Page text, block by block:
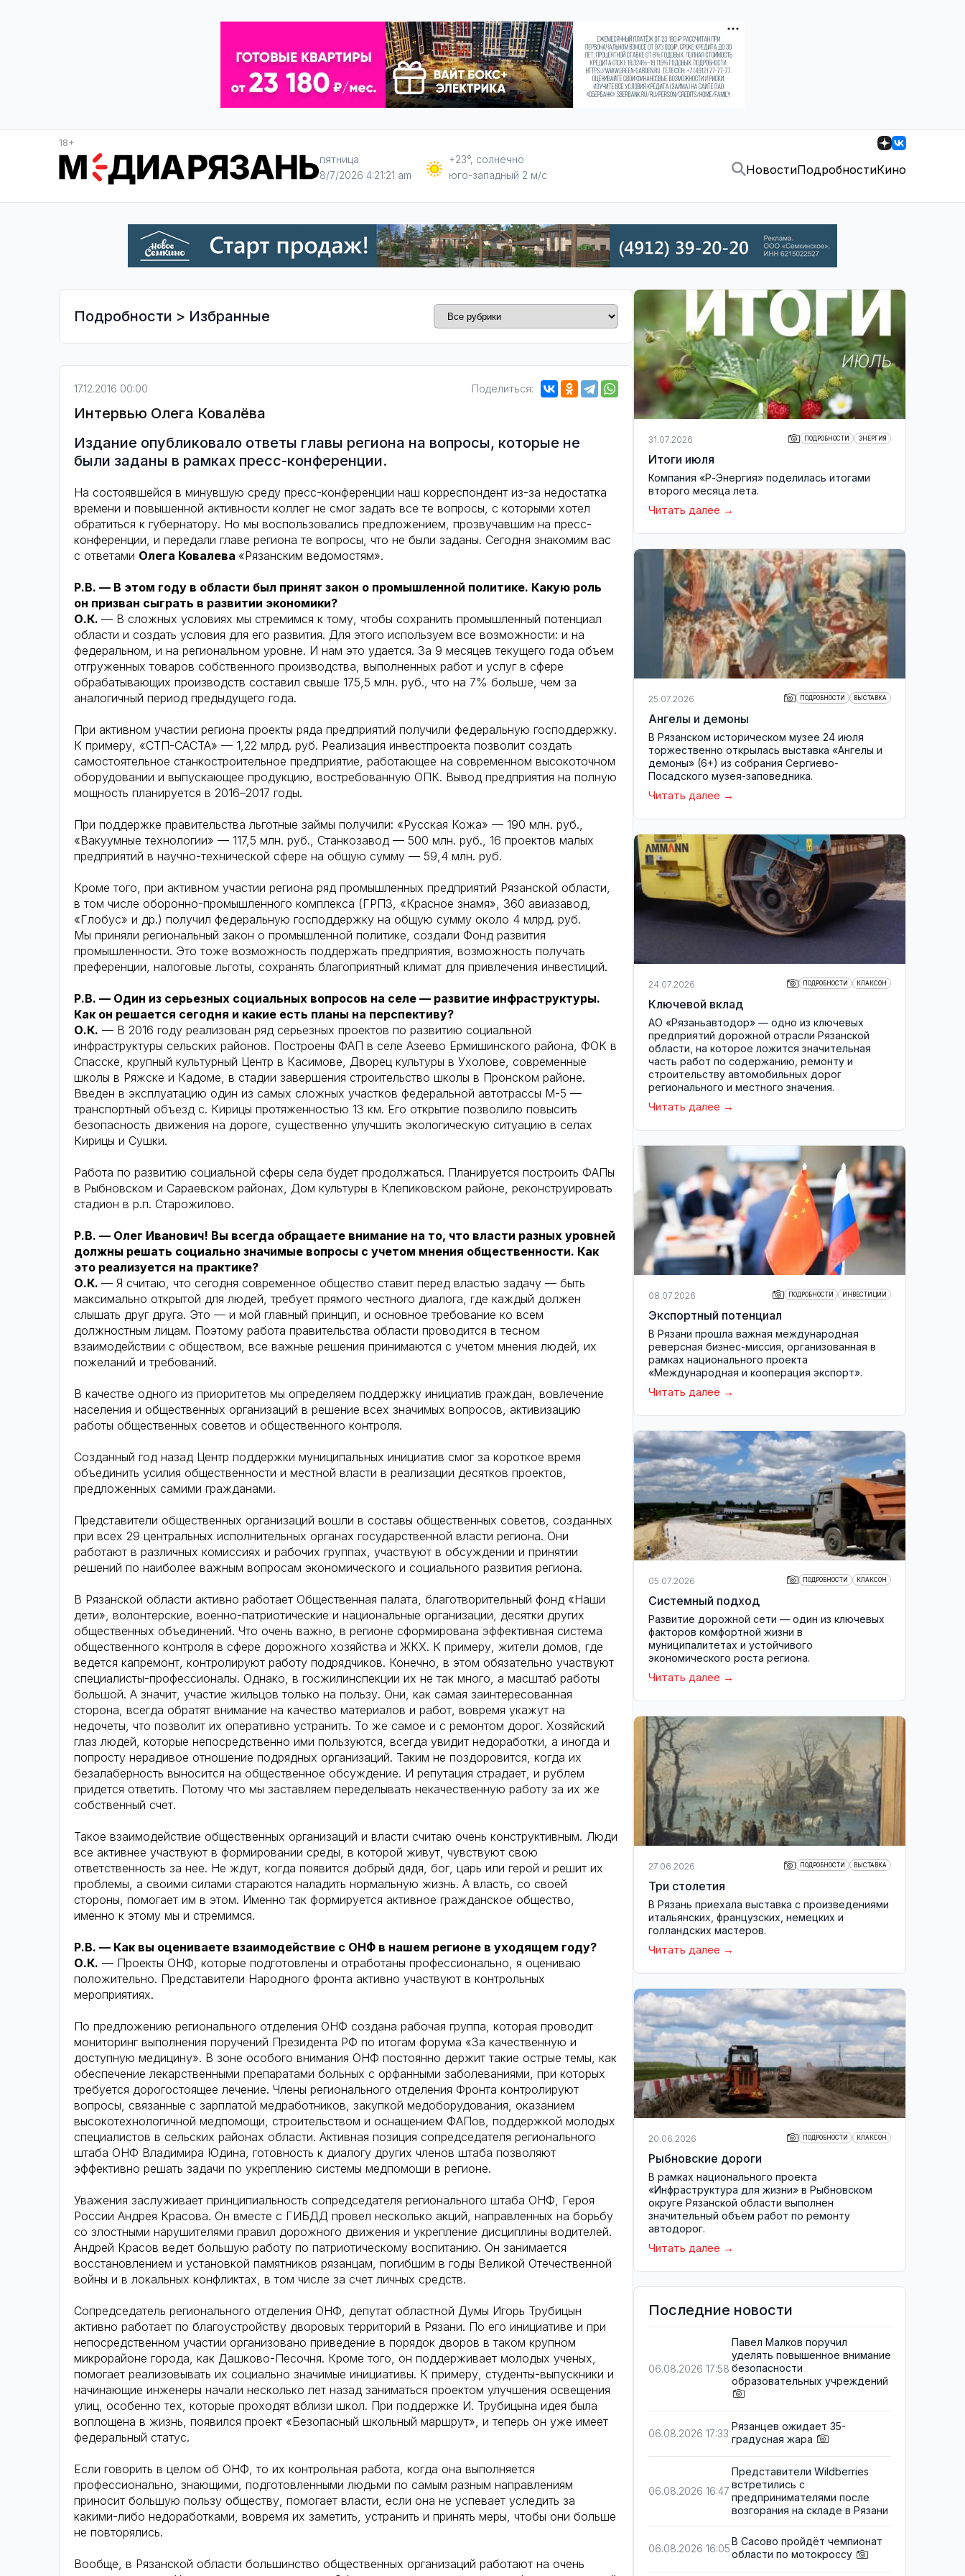
18+
пятница
8/7/2026 4:21:22 am
+23°, солнечно
юго-западный 2 м/с
НовостиПодробностиКино
Подробности > Избранные
17.12.2016 00:00 Поделиться:
Интервью Олега Ковалёва
Издание опубликовало ответы главы региона на вопросы, которые не
были заданы в рамках пресс-конференции.
На состоявшейся в минувшую среду пресс-конференции наш корреспондент из-за недостатка
времени и повышенной активности коллег не смог задать все те вопросы, с которыми хотел
обратиться к губернатору. Но мы воспользовались предложением, прозвучавшим на пресс-
конференции, и передали главе региона те вопросы, что не были заданы. Сегодня знакомим вас
с ответами Олега Ковалева «Рязанским ведомостям».
Р.В. — В этом году в области был принят закон о промышленной политике. Какую роль
он призван сыграть в развитии экономики?
О.К. — В сложных условиях мы стремимся к тому, чтобы сохранить промышленный потенциал
области и создать условия для его развития. Для этого используем все возможности: и на
федеральном, и на региональном уровне. И нам это удается. За 9 месяцев текущего года объем
отгруженных товаров собственного производства, выполненных работ и услуг в сфере
обрабатывающих производств составил свыше 175,5 млн. руб., что на 7% больше, чем за
аналогичный период предыдущего года.
При активном участии региона проекты ряда предприятий получили федеральную господдержку.
К примеру, «СТП-САСТА» — 1,22 млрд. руб. Реализация инвестпроекта позволит создать
самостоятельное станкостроительное предприятие, работающее на современном высокоточном
оборудовании и выпускающее продукцию, востребованную ОПК. Вывод предприятия на полную
мощность планируется в 2016–2017 годы.
При поддержке правительства льготные займы получили: «Русская Кожа» — 190 млн. руб.,
«Вакуумные технологии» — 117,5 млн. руб., Станкозавод — 500 млн. руб., 16 проектов малых
предприятий в научно-технической сфере на общую сумму — 59,4 млн. руб.
Кроме того, при активном участии региона ряд промышленных предприятий Рязанской области,
в том числе оборонно-промышленного комплекса (ГРПЗ, «Красное знамя», 360 авиазавод,
«Глобус» и др.) получил федеральную господдержку на общую сумму около 4 млрд. руб.
Мы приняли региональный закон о промышленной политике, создали Фонд развития
промышленности. Это тоже возможность поддержать предприятия, возможность получать
преференции, налоговые льготы, сохранять благоприятный климат для привлечения инвестиций.
Р.В. — Один из серьезных социальных вопросов на селе — развитие инфраструктуры.
Как он решается сегодня и какие есть планы на перспективу?
О.К. — В 2016 году реализован ряд серьезных проектов по развитию социальной
инфраструктуры сельских районов. Построены ФАП в селе Азеево Ермишинского района, ФОК в
Спасске, крупный культурный Центр в Касимове, Дворец культуры в Ухолове, современные
школы в Ряжске и Кадоме, в стадии завершения строительство школы в Пронском районе.
Введен в эксплуатацию один из самых сложных участков федеральной автотрассы М-5 —
транспортный объезд с. Кирицы протяженностью 13 км. Его открытие позволило повысить
безопасность движения на дороге, существенно улучшить экологическую ситуацию в селах
Кирицы и Сушки.
Работа по развитию социальной сферы села будет продолжаться. Планируется построить ФАПы
в Рыбновском и Сараевском районах, Дом культуры в Клепиковском районе, реконструировать
стадион в р.п. Старожилово.
Р.В. — Олег Иванович! Вы всегда обращаете внимание на то, что власти разных уровней
должны решать социально значимые вопросы с учетом мнения общественности. Как
это реализуется на практике?
О.К. — Я считаю, что сегодня современное общество ставит перед властью задачу — быть
максимально открытой для людей, требует прямого честного диалога, где каждый должен
слышать друг друга. Это — и мой главный принцип, и основное требование ко всем
должностным лицам. Поэтому работа правительства области проводится в тесном
взаимодействии с обществом, все важные решения принимаются с учетом мнения людей, их
пожеланий и требований.
В качестве одного из приоритетов мы определяем поддержку инициатив граждан, вовлечение
населения и общественных организаций в решение всех значимых вопросов, активизацию
работы общественных советов и общественного контроля.
Созданный год назад Центр поддержки муниципальных инициатив смог за короткое время
объединить усилия общественности и местной власти в реализации десятков проектов,
предложенных самими гражданами.
Представители общественных организаций вошли в составы общественных советов, созданных
при всех 29 центральных исполнительных органах государственной власти региона. Они
работают в различных комиссиях и рабочих группах, участвуют в обсуждении и принятии
решений по наиболее важным вопросам экономического и социального развития региона.
В Рязанской области активно работает Общественная палата, благотворительный фонд «Наши
дети», волонтерские, военно-патриотические и национальные организации, десятки других
общественных объединений. Что очень важно, в регионе сформирована эффективная система
общественного контроля в сфере дорожного хозяйства и ЖКХ. К примеру, жители домов, где
ведется капремонт, контролируют работу подрядчиков. Конечно, в этом обязательно участвуют
специалисты-профессионалы. Однако, в госжилинспекции их не так много, а масштаб работы
большой. А значит, участие жильцов только на пользу. Они, как самая заинтересованная
сторона, всегда обратят внимание на качество материалов и работ, вовремя укажут на
недочеты, что позволит их оперативно устранить. То же самое и с ремонтом дорог. Хозяйский
глаз людей, которые непосредственно ими пользуются, всегда увидит недоработки, а иногда и
попросту нерадивое отношение подрядных организаций. Таким не поздоровится, когда их
безалаберность выносится на общественное обсуждение. И репутация страдает, и рублем
придется ответить. Потому что мы заставляем переделывать некачественную работу за их же
собственный счет.
Такое взаимодействие общественных организаций и власти считаю очень конструктивным. Люди
все активнее участвуют в формировании среды, в которой живут, чувствуют свою
ответственность за нее. Не ждут, когда появится добрый дядя, бог, царь или герой и решит их
проблемы, а своими силами стараются наладить нормальную жизнь. А власть, со своей
стороны, помогает им в этом. Именно так формируется активное гражданское общество,
именно к этому мы и стремимся.
Р.В. — Как вы оцениваете взаимодействие с ОНФ в нашем регионе в уходящем году?
О.К. — Проекты ОНФ, которые подготовлены и отработаны профессионально, я оцениваю
положительно. Представители Народного фронта активно участвуют в контрольных
мероприятиях.
По предложению регионального отделения ОНФ создана рабочая группа, которая проводит
мониторинг выполнения поручений Президента РФ по итогам форума «За качественную и
доступную медицину». В зоне особого внимания ОНФ постоянно держит такие острые темы, как
обеспечение лекарственными препаратами больных с орфанными заболеваниями, при которых
требуется дорогостоящее лечение. Члены регионального отделения Фронта контролируют
вопросы, связанные с зарплатой медработников, закупкой медоборудования, оказанием
высокотехнологичной медпомощи, строительством и оснащением ФАПов, поддержкой молодых
специалистов в сельских районах области. Активная позиция сопредседателя регионального
штаба ОНФ Владимира Юдина, готовность к диалогу других членов штаба позволяют
эффективно решать задачи по укреплению системы медпомощи в регионе.
Уважения заслуживает принципиальность сопредседателя регионального штаба ОНФ, Героя
России Андрея Красова. Он вместе с ГИБДД провел несколько акций, направленных на борьбу
со злостными нарушителями правил дорожного движения и укрепление дисциплины водителей.
Андрей Красов ведет большую работу по патриотическому воспитанию. Он занимается
восстановлением и установкой памятников рязанцам, погибшим в годы Великой Отечественной
войны и в локальных конфликтах, в том числе за счет личных средств.
Сопредседатель регионального отделения ОНФ, депутат областной Думы Игорь Трубицын
активно работает по благоустройству дворовых территорий в Рязани. По его инициативе и при
непосредственном участии организовано приведение в порядок дворов в таком крупном
микрорайоне города, как Дашково-Песочня. Кроме того, он поддерживает молодых ученых,
помогает реализовывать их социально значимые инициативы. К примеру, студенты-выпускники и
начинающие инженеры начали несколько лет назад заниматься проектом улучшения освещения
улиц, особенно тех, которые проходят вблизи школ. При поддержке И. Трубицына идея была
воплощена в жизнь, появился проект «Безопасный школьный маршрут», и теперь он уже имеет
федеральный статус.
Если говорить в целом об ОНФ, то их контрольная работа, когда она выполняется
профессионально, знающими, подготовленными людьми по самым разным направлениям
приносит большую пользу обществу, помогает власти, если она не успевает уследить за
какими-либо недоработками, вовремя их заметить, устранить и принять меры, чтобы они больше
не повторялись.
Вообще, в Рязанской области большинство общественных организаций работают на очень
31.07.2026 ПОДРОБНОСТИ ЭНЕРГИЯ
Итоги июля
Компания «Р-Энергия» поделилась итогами
второго месяца лета.
Читать далее
25.07.2026 ПОДРОБНОСТИ ВЫСТАВКА
Ангелы и демоны
В Рязанском историческом музее 24 июля
торжественно открылась выставка «Ангелы и
демоны» (6+) из собрания Сергиево-
Посадского музея-заповедника.
Читать далее
24.07.2026 ПОДРОБНОСТИ КЛАКСОН
Ключевой вклад
АО «Рязаньавтодор» — одно из ключевых
предприятий дорожной отрасли Рязанской
области, на которое ложится значительная
часть работ по содержанию, ремонту и
строительству автомобильных дорог
регионального и местного значения.
Читать далее
08.07.2026 ПОДРОБНОСТИ ИНВЕСТИЦИИ
Экспортный потенциал
В Рязани прошла важная международная
реверсная бизнес-миссия, организованная в
рамках национального проекта
«Международная и кооперация экспорт».
Читать далее
05.07.2026 ПОДРОБНОСТИ КЛАКСОН
Системный подход
Развитие дорожной сети — один из ключевых
факторов комфортной жизни в
муниципалитетах и устойчивого
экономического роста региона.
Читать далее
27.06.2026 ПОДРОБНОСТИ ВЫСТАВКА
Три столетия
В Рязань приехала выставка с произведениями
итальянских, французских, немецких и
голландских мастеров.
Читать далее
20.06.2026 ПОДРОБНОСТИ КЛАКСОН
Рыбновские дороги
В рамках национального проекта
«Инфраструктура для жизни» в Рыбновском
округе Рязанской области выполнен
значительный объём работ по ремонту
автодорог.
Читать далее
Последние новости
06.08.2026 17:58
Павел Малков поручил
уделять повышенное внимание
безопасности
образовательных учреждений
06.08.2026 17:33
Рязанцев ожидает 35-
градусная жара
06.08.2026 16:47
Представители Wildberries
встретились с
предпринимателями после
возгорания на складе в Рязани
06.08.2026 16:05
В Сасово пройдёт чемпионат
области по мотокроссу